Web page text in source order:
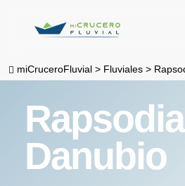
contentmiCruceroFluvial > Fluviales >
Danubio